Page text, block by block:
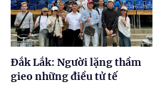
Đắk Lắk: Người lặng thầm
gieo những điều tử tế